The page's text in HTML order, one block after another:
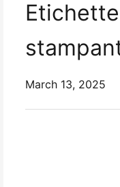
March 13, 2025